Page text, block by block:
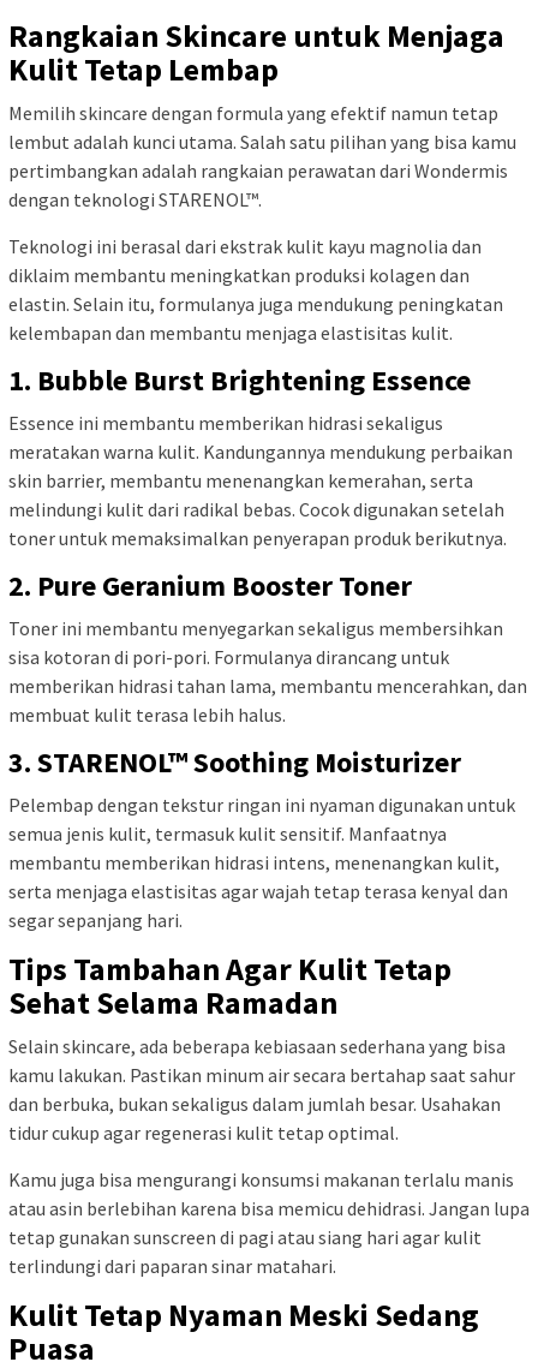
Rangkaian Skincare untuk Menjaga
Kulit Tetap Lembap
Memilih skincare dengan formula yang efektif namun tetap
lembut adalah kunci utama. Salah satu pilihan yang bisa kamu
pertimbangkan adalah rangkaian perawatan dari Wondermis
dengan teknologi STARENOL™.
Teknologi ini berasal dari ekstrak kulit kayu magnolia dan
diklaim membantu meningkatkan produksi kolagen dan
elastin. Selain itu, formulanya juga mendukung peningkatan
kelembapan dan membantu menjaga elastisitas kulit.
1. Bubble Burst Brightening Essence
Essence ini membantu memberikan hidrasi sekaligus
meratakan warna kulit. Kandungannya mendukung perbaikan
skin barrier, membantu menenangkan kemerahan, serta
melindungi kulit dari radikal bebas. Cocok digunakan setelah
toner untuk memaksimalkan penyerapan produk berikutnya.
2. Pure Geranium Booster Toner
Toner ini membantu menyegarkan sekaligus membersihkan
sisa kotoran di pori-pori. Formulanya dirancang untuk
memberikan hidrasi tahan lama, membantu mencerahkan, dan
membuat kulit terasa lebih halus.
3. STARENOL™ Soothing Moisturizer
Pelembap dengan tekstur ringan ini nyaman digunakan untuk
semua jenis kulit, termasuk kulit sensitif. Manfaatnya
membantu memberikan hidrasi intens, menenangkan kulit,
serta menjaga elastisitas agar wajah tetap terasa kenyal dan
segar sepanjang hari.
Tips Tambahan Agar Kulit Tetap
Sehat Selama Ramadan
Selain skincare, ada beberapa kebiasaan sederhana yang bisa
kamu lakukan. Pastikan minum air secara bertahap saat sahur
dan berbuka, bukan sekaligus dalam jumlah besar. Usahakan
tidur cukup agar regenerasi kulit tetap optimal.
Kamu juga bisa mengurangi konsumsi makanan terlalu manis
atau asin berlebihan karena bisa memicu dehidrasi. Jangan lupa
tetap gunakan sunscreen di pagi atau siang hari agar kulit
terlindungi dari paparan sinar matahari.
Kulit Tetap Nyaman Meski Sedang
Puasa